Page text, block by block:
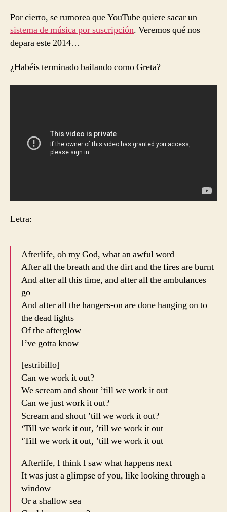
Por cierto, se rumorea que YouTube quiere sacar un
sistema de música por suscripción. Veremos qué nos
depara este 2014…
¿Habéis terminado bailando como Greta?
Letra:
Afterlife, oh my God, what an awful word
After all the breath and the dirt and the fires are burnt
And after all this time, and after all the ambulances
go
And after all the hangers-on are done hanging on to
the dead lights
Of the afterglow
I’ve gotta know
[estribillo]
Can we work it out?
We scream and shout ’till we work it out
Can we just work it out?
Scream and shout ’till we work it out?
‘Till we work it out, ’till we work it out
‘Till we work it out, ’till we work it out
Afterlife, I think I saw what happens next
It was just a glimpse of you, like looking through a
window
Or a shallow sea